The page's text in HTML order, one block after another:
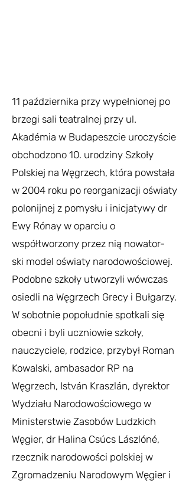
11 października przy wypełnionej po
brzegi sali teatralnej przy ul.
Akadémia w Budapeszcie uroczyście
obchodzono 10. urodziny Szkoły
Polskiej na Węgrzech, która powstała
w 2004 roku po reorganizacji oświaty
polonijnej z pomysłu i inicjatywy dr
Ewy Rónay w oparciu o
współtworzony przez nią nowator-
ski model oświaty narodowościowej.
Podobne szkoły utworzyli wówczas
osiedli na Węgrzech Grecy i Bułgarzy.
W sobotnie popołudnie spotkali się
obecni i byli uczniowie szkoły,
nauczyciele, rodzice, przybył Roman
Kowalski, ambasador RP na
Węgrzech, István Kraszlán, dyrektor
Wydziału Narodowościowego w
Ministerstwie Zasobów Ludzkich
Węgier, dr Halina Csúcs Lászlóné,
rzecznik narodowości polskiej w
Zgromadzeniu Narodowym Węgier i